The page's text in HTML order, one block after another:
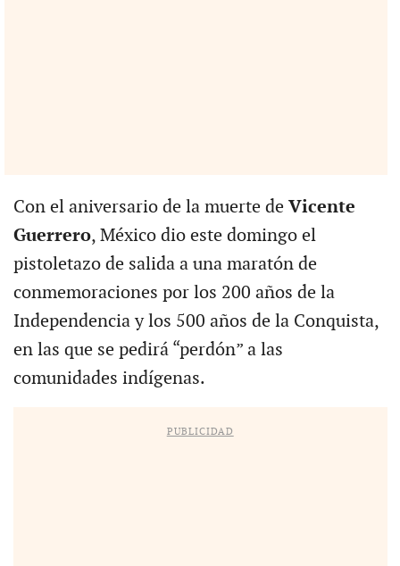
Con el aniversario de la muerte de Vicente
Guerrero, México dio este domingo el
pistoletazo de salida a una maratón de
conmemoraciones por los 200 años de la
Independencia y los 500 años de la Conquista,
en las que se pedirá “perdón” a las
comunidades indígenas.
PUBLICIDAD